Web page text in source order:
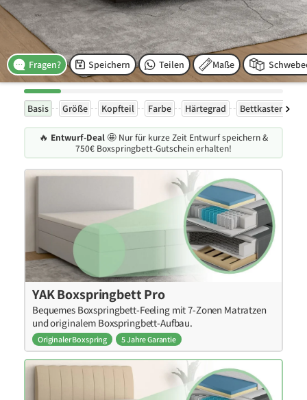
Fragen? Maße
Speichern Teilen
Basis Größe Kopfteil Farbe Härtegrad Bettkasten
🔥 Entwurf-Deal🤩 Nur für kurze Zeit Entwurf speichern &
750€ Boxspringbett-Gutschein erhalten!
YAK Boxspringbett Pro
Bequemes Boxspringbett-Feeling mit 7-Zonen Matratzen
und originalem Boxspringbett-Aufbau.
Originaler Boxspring 5 Jahre Garantie